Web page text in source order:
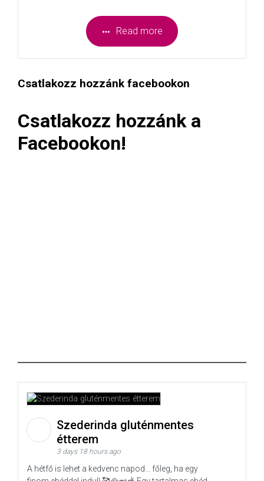
Read more
Csatlakozz hozzánk facebookon
Csatlakozz hozzánk a
Facebookon!
Szederinda gluténmentes
étterem
3 days 18 hours ago
A hétfő is lehet a kedvenc napod… főleg, ha egy